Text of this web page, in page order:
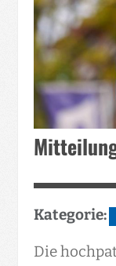
Kategorie:
Die